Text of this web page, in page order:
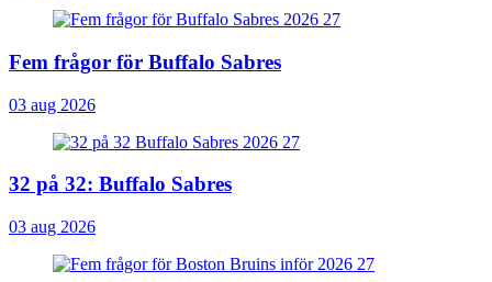
Fem frågor för Buffalo Sabres
03 aug 2026
32 på 32: Buffalo Sabres
03 aug 2026